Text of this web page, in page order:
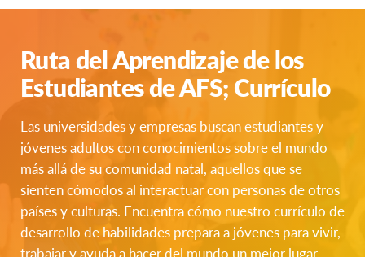
Ruta del Aprendizaje de los
Estudiantes de AFS; Currículo
Las universidades y empresas buscan estudiantes y
jóvenes adultos con conocimientos sobre el mundo
más allá de su comunidad natal, aquellos que se
sienten cómodos al interactuar con personas de otros
países y culturas. Encuentra cómo nuestro currículo de
desarrollo de habilidades prepara a jóvenes para vivir,
trabajar y ayuda a hacer del mundo un mejor lugar,